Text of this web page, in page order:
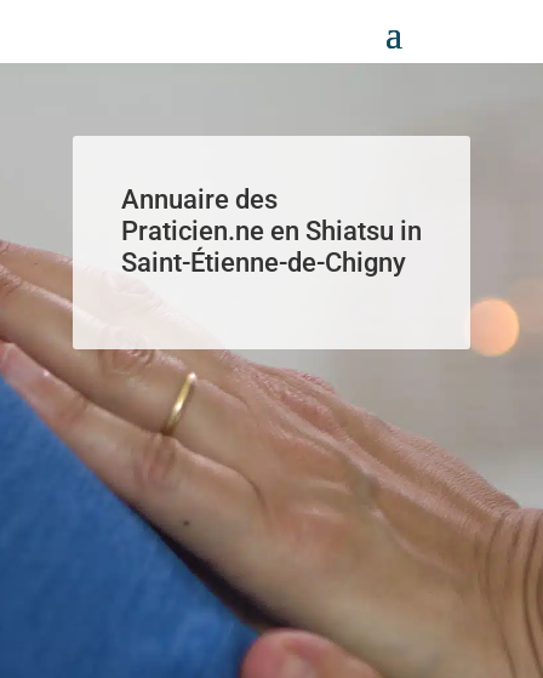
Annuaire des
Praticien.ne en Shiatsu in
Saint-Étienne-de-Chigny